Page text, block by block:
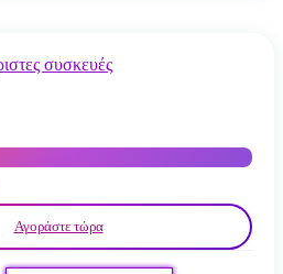
Αγοράστε τώρα